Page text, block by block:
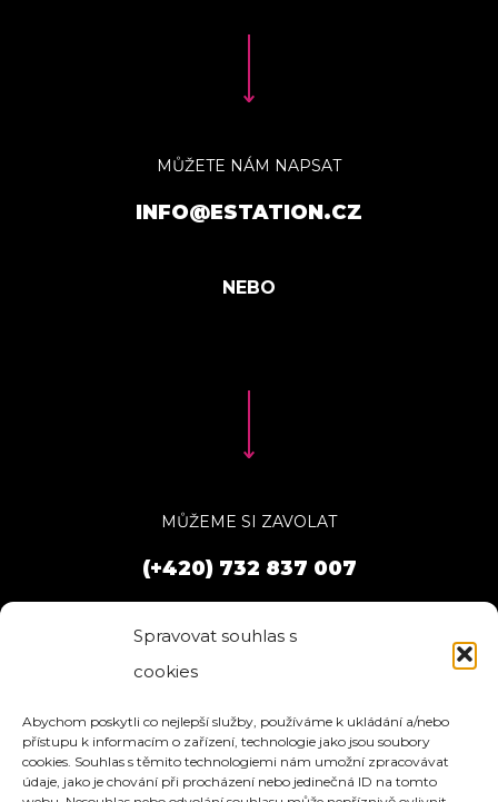
Spravovat souhlas s
cookies
Abychom poskytli co nejlepší služby, používáme k ukládání a/nebo
přístupu k informacím o zařízení, technologie jako jsou soubory
cookies. Souhlas s těmito technologiemi nám umožní zpracovávat
údaje, jako je chování při procházení nebo jedinečná ID na tomto
MŮŽETE NÁM NAPSAT
INFO@ESTATION.CZ
MŮŽEME SI ZAVOLAT
(+420) 732 837 007